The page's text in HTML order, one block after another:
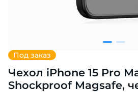
Под заказ
Чехол iPhone 15 Pro
Shockproof Magsafe,
% картой любого банка
Получайте товар
выбранный способом